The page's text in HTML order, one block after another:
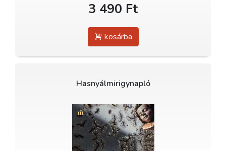
3 490 Ft
kosárba
Hasnyálmirigynapló